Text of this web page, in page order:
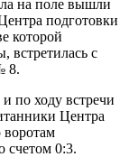
на поле вышли
подготовки
которой
встретилась с
8.
по ходу встречи
Центра
воротам
счетом 0:3.